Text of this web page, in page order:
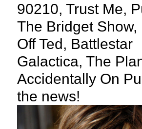
90210, Trust Me,
The Bridget Show,
Off Ted, Battlestar
Galactica, The
Accidentally On
the news!